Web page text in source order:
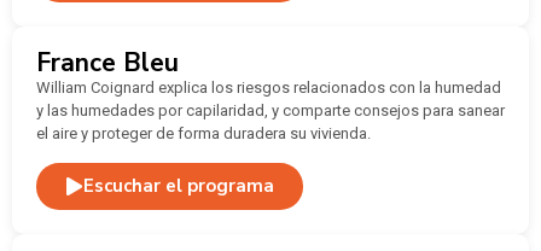
France Bleu
William Coignard explica los riesgos relacionados con la humedad
y las humedades por capilaridad, y comparte consejos para sanear
el aire y proteger de forma duradera su vivienda.
Escuchar el programa